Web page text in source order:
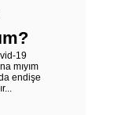
19
mıyım
endişe